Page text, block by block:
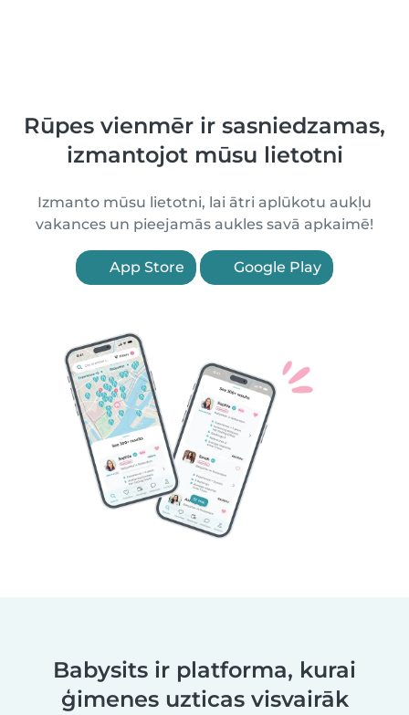
Rūpes vienmēr ir sasniedzamas,
izmantojot mūsu lietotni
Izmanto mūsu lietotni, lai ātri aplūkotu aukļu
vakances un pieejamās aukles savā apkaimē!
App Store Google Play
Babysits ir platforma, kurai
ģimenes uzticas visvairāk